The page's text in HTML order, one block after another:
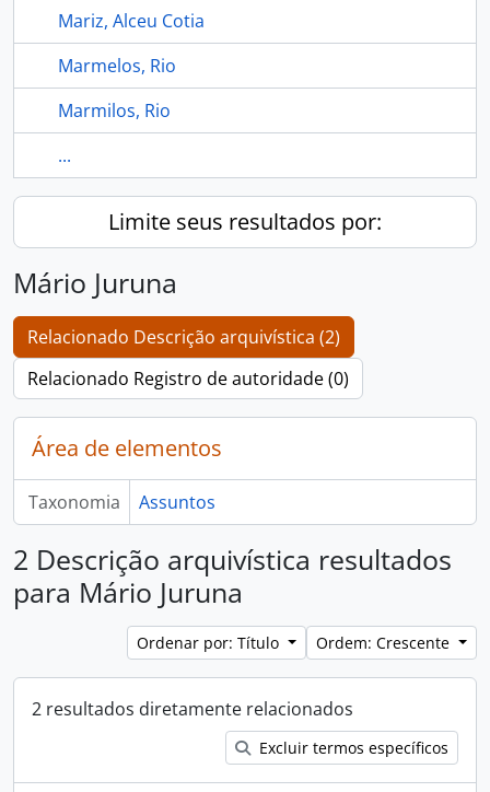
Mariz, Alceu Cotia
Marmelos, Rio
Marmilos, Rio
...
Limite seus resultados por:
Mário Juruna
Relacionado Descrição arquivística (2)
Relacionado Registro de autoridade (0)
Área de elementos
Taxonomia Assuntos
2 Descrição arquivística resultados
para Mário Juruna
Ordenar por: Título Ordem: Crescente
2 resultados diretamente relacionados
Excluir termos específicos